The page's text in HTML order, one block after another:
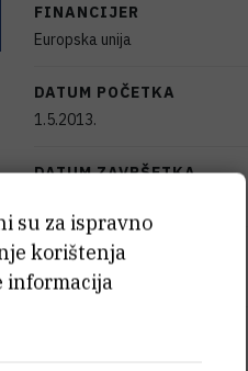
FINANCIJER
Europska unija
DATUM POČETKA
1.5.2013.
DATUM ZAVRŠETKA
STATUS
Završen
su za ispravno
korištenja
informacija